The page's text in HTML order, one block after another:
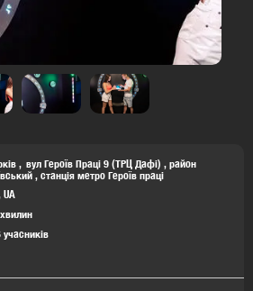
вул Героїв Праці 9 (ТРЦ Дафі) , район
, станція метро Героїв праці
UA
учасників